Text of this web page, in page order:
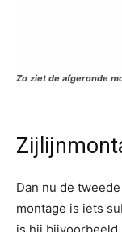
Zo ziet de afgeronde
Dan nu de
montage is iets